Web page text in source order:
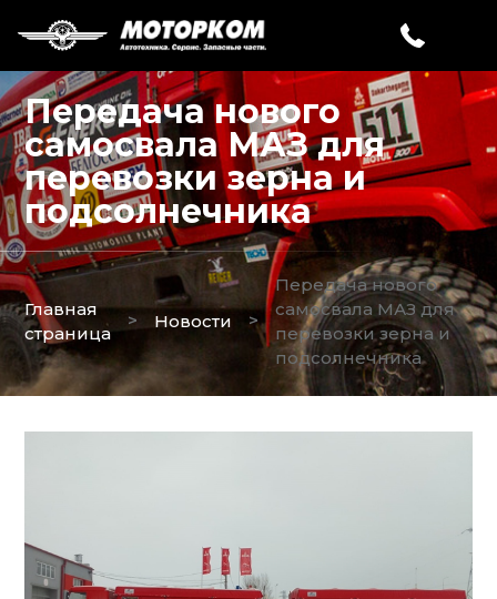
Передача нового
самосвала МАЗ для
перевозки зерна и
подсолнечника
Главная
страница
> Новости >
Передача нового
самосвала МАЗ для
перевозки зерна и
подсолнечника